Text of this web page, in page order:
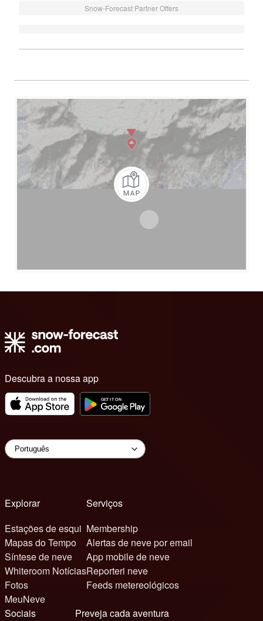
Snow-Forecast Partner Offers
Descubra a nossa app
Explorar
Estações de esqui
Mapas do Tempo
Síntese de neve
Whiteroom Notícias
Fotos
MeuNeve
Serviços
Membership
Alertas de neve por email
App mobile de neve
Reporteri neve
Feeds metereológicos
Sociais
Preveja cada aventura